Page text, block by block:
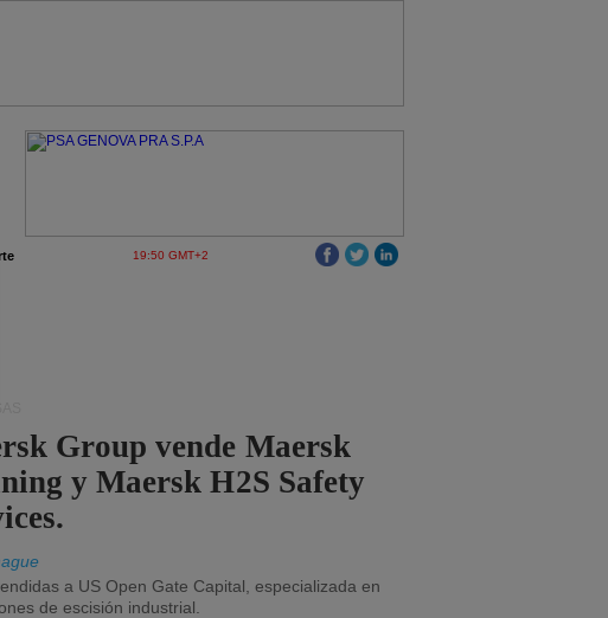
19:50 GMT+2
Group vende Maersk
y Maersk H2S Safety
a US Open Gate Capital, especializada en
de escisión industrial.